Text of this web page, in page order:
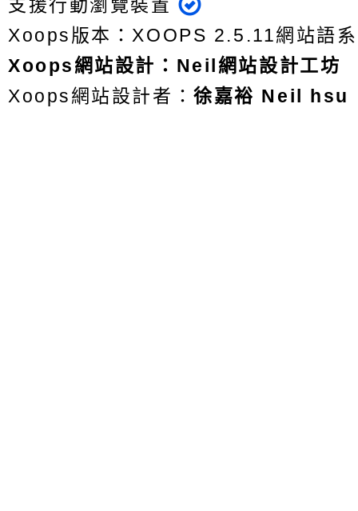
支援行動瀏覽裝置
Xoops版本：XOOPS 2.5.11網站語
Xoops網站設計 ： Neil網站設計工坊
Xoops網站設計者：徐嘉裕 Neil hsu